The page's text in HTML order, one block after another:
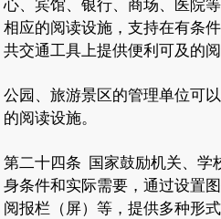
心、宾馆、银行、商场、医院
相应的阅读设施，支持在有条
共交通工具上提供便利可及的阅
公园、旅游景区的管理单位可
的阅读设施。
第二十四条
国家鼓励机关、学
身条件和实际需要，通过设置
阅报栏（屏）等，提供多种形式